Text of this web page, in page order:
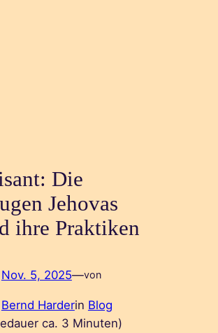
Die
Jehovas
ihre Praktiken
Nov. 5, 2025—von
Bernd Harderin Blog
ca. 3 Minuten)